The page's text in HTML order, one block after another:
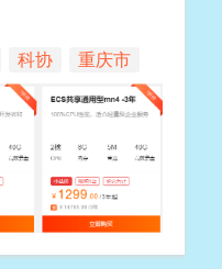
科协 重庆市